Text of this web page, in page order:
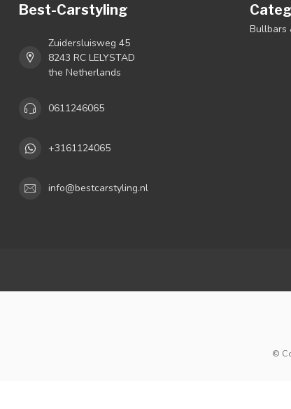
Best-Carstyling
Zuidersluisweg 45
8243 RC LELYSTAD
the Netherlands
0611246065
+3161124065
info@bestcarstyling.nl
Bullbars
©